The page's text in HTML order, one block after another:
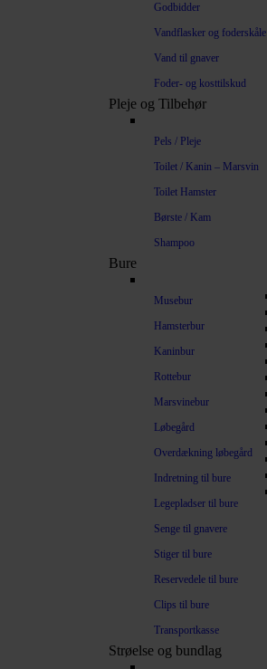
Godbidder
Vandflasker og foderskåle
Vand til gnaver
Foder- og kosttilskud
Pleje og Tilbehør
Pels / Pleje
Toilet / Kanin – Marsvin
Toilet Hamster
Børste / Kam
Shampoo
Bure
Musebur
Hamsterbur
Kaninbur
Rottebur
Marsvinebur
Løbegård
Overdækning løbegård
Indretning til bure
Legepladser til bure
Senge til gnavere
Stiger til bure
Reservedele til bure
Clips til bure
Transportkasse
Strøelse og bundlag